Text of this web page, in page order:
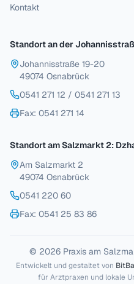
Kontakt
Standort an der
Johannisstraße 19-20
49074 Osnabrück
0541 271 12 / 0541 271 13
Fax: 0541 271 14
Standort am Salzmarkt 2:
Am Salzmarkt 2
49074 Osnabrück
0541 220 60
Fax: 0541 25 83 86
© 2026 Praxis am
Entwickelt und gestaltet von
für Arztpraxen und lokale